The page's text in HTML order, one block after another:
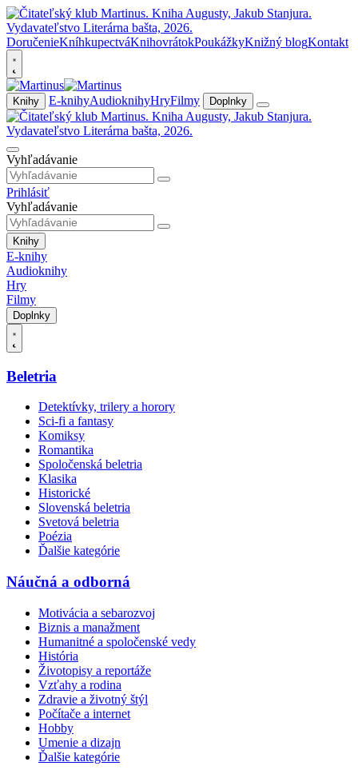
DoručenieKníhkupectváKnihovrátokPoukážkyKnižný blogKontakt
Knihy E-knihyAudioknihyHryFilmy Doplnky
Vyhľadávanie
Prihlásiť
Vyhľadávanie
Knihy
E-knihy
Audioknihy
Hry
Filmy
Doplnky
Beletria
Detektívky, trilery a horory
Sci-fi a fantasy
Komiksy
Romantika
Spoločenská beletria
Klasika
Historické
Slovenská beletria
Svetová beletria
Poézia
Ďalšie kategórie
Náučná a odborná
Motivácia a sebarozvoj
Biznis a manažment
Humanitné a spoločenské vedy
História
Životopisy a reportáže
Vzťahy a rodina
Zdravie a životný štýl
Počítače a internet
Hobby
Umenie a dizajn
Ďalšie kategórie